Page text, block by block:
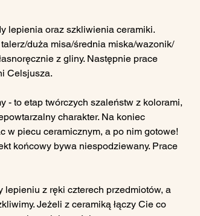
lepienia oraz szkliwienia ceramiki.
duża misa/średnia miska/wazonik/
z gliny. Następnie prace
Celsjusza.
- to etap twórczych szaleństw z kolorami,
charakter. Na koniec
w piecu ceramicznym, a po nim gotowe!
końcowy bywa niespodziewany. Prace
lepieniu z ręki czterech przedmiotów, a
Jeżeli z ceramiką łączy Cie co